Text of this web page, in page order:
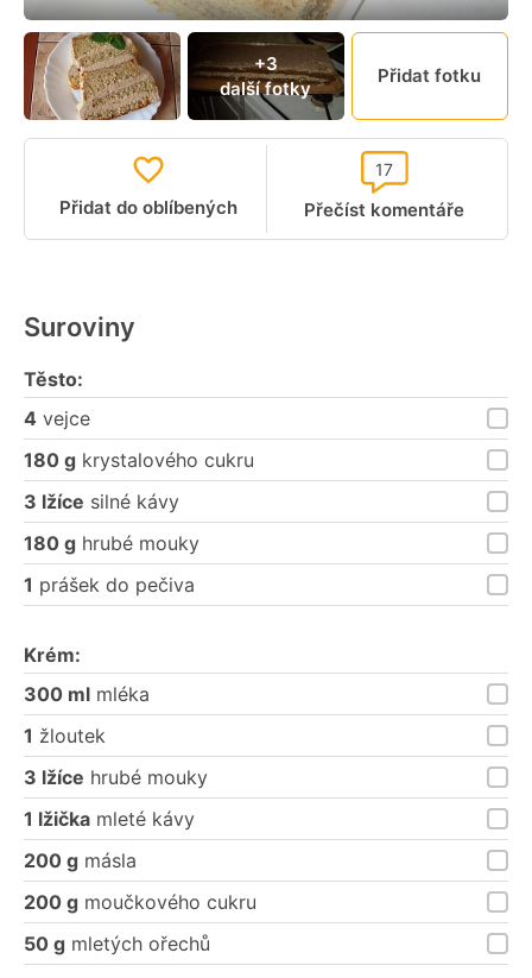
+3
další fotky
Přidat fotku
Přidat do oblíbených Přečíst komentáře
17
Suroviny
Těsto:
4 vejce
180 g krystalového cukru
3 lžíce silné kávy
180 g hrubé mouky
1 prášek do pečiva
Krém:
300 ml mléka
1 žloutek
3 lžíce hrubé mouky
1 lžička mleté kávy
200 g másla
200 g moučkového cukru
50 g mletých ořechů